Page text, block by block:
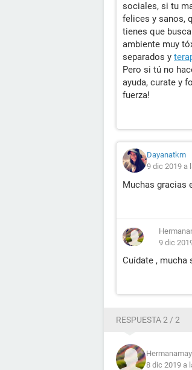
sociales, si tu
felices y sanos,
tienes que
ambiente muy
separados y
Pero si tú no
ayuda, curate y
fuerza!
Dayanatkm
9 dic 2019 a
Muchas gracias
9 dic
Cuídate , mucha
RESPUESTA 2 / 2
8 dic 2019 a